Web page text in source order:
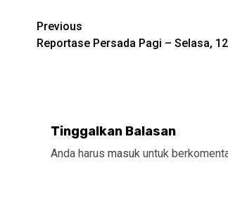
Continue
Reading
Previous
Reportase Persada Pagi – Selasa,
Tinggalkan Balasan
Anda harus masuk untuk